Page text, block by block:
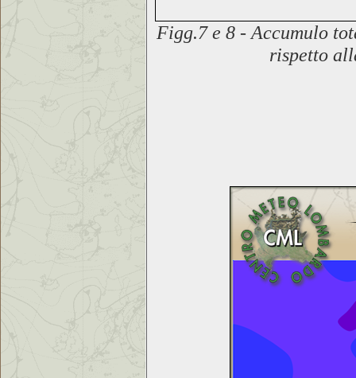
Figg.7 e 8 - Accumulo
rispetto